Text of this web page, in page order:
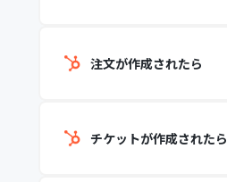
注文が作成されたら
チケットが作成されたら